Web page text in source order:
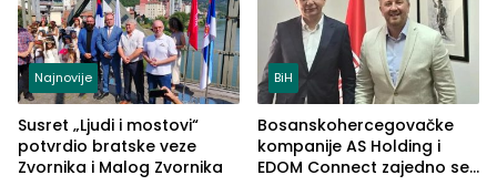
Najnovije
Susret „Ljudi i mostovi“
potvrdio bratske veze
Zvornika i Malog Zvornika
BiH
Bosanskohercegovačke
kompanije AS Holding i
EDOM Connect zajedno se